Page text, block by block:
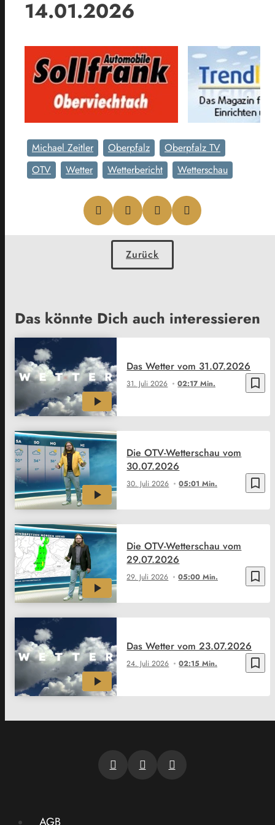
14.01.2026
Michael Zeitler Oberpfalz
Oberpfalz TV
OTV
Wetter Wetterbericht Wetterschau
Zurück
Das könnte Dich auch interessieren
bookmark_border
31. Juli 2026 02:17 Min.
Das Wetter vom 31.07.2026
bookmark_border
30. Juli 2026 05:01 Min.
Die OTV-Wetterschau vom
30.07.2026
bookmark_border
29. Juli 2026 05:00 Min.
Die OTV-Wetterschau vom
29.07.2026
bookmark_border
24. Juli 2026 02:15 Min.
Das Wetter vom 23.07.2026